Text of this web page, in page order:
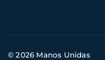
de
© 2026 Manos Unidas